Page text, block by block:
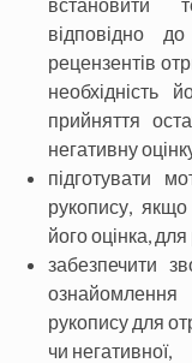
відповідно
рецензентів
необхідність
прийняття
негативну
підготувати
рукопису,
його оцінка,
забезпечити
рукопису для
чи негативної,